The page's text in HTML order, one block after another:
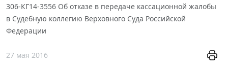
306-КГ14-3556 Об отказе в передаче кассационной жалобы
в Судебную коллегию Верховного Суда Российской
Федерации
27 мая 2016